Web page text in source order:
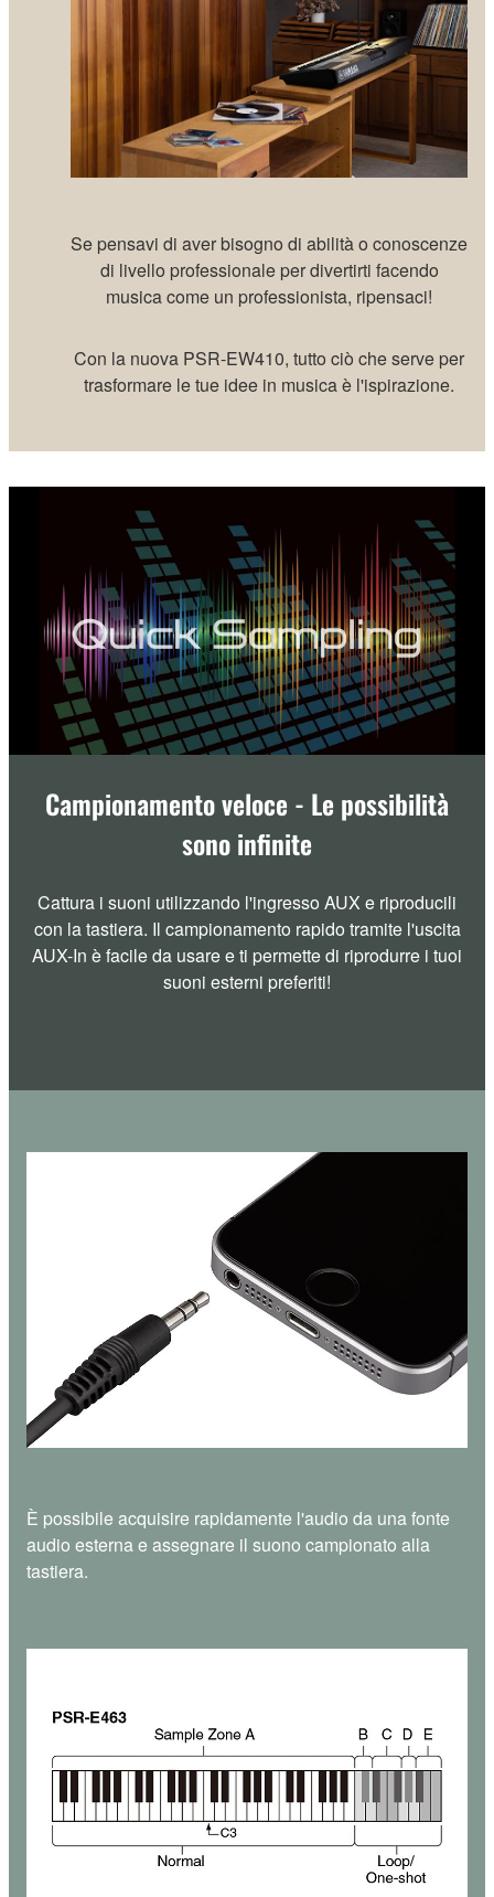
Se pensavi di aver bisogno di abilità o conoscenze
di livello professionale per divertirti facendo
musica come un professionista, ripensaci!
Con la nuova PSR-EW410, tutto ciò che serve per
trasformare le tue idee in musica è l'ispirazione.
Campionamento veloce - Le possibilità
sono infinite
Cattura i suoni utilizzando l'ingresso AUX e riproducili
con la tastiera. Il campionamento rapido tramite l'uscita
AUX-In è facile da usare e ti permette di riprodurre i tuoi
suoni esterni preferiti!
È possibile acquisire rapidamente l'audio da una fonte
audio esterna e assegnare il suono campionato alla
tastiera.